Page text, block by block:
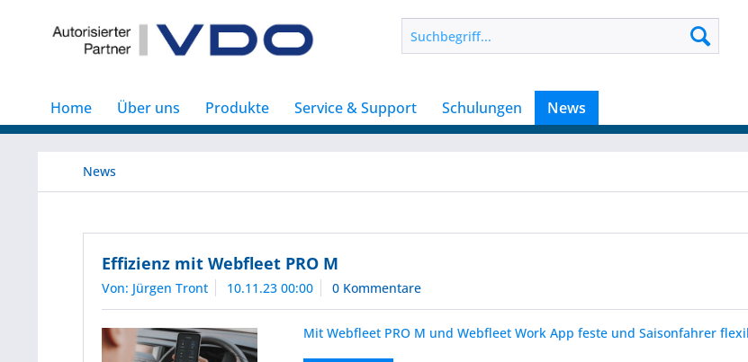
Home Über uns Produkte Service & Support Schulungen News
News
Effizienz mit Webfleet PRO M
Von: Jürgen Tront 10.11.23 00:00 0 Kommentare
Mit Webfleet PRO M und Webfleet Work App feste und Saisonfahrer